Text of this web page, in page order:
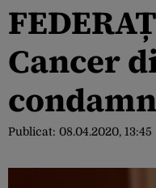
Cancer
Publicat: 08.04.2020, 13:45